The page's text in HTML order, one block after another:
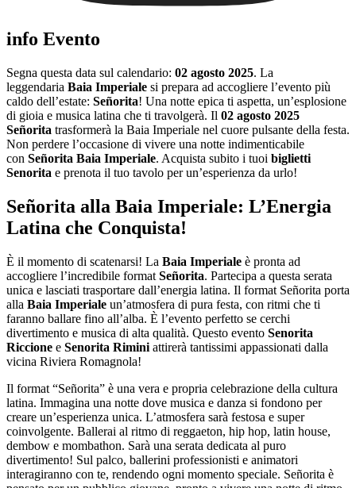
info Evento
Segna questa data sul calendario: 02 agosto 2025. La
leggendaria Baia Imperiale si prepara ad accogliere l’evento più
caldo dell’estate: Señorita! Una notte epica ti aspetta, un’esplosione
di gioia e musica latina che ti travolgerà. Il 02 agosto 2025
Señorita trasformerà la Baia Imperiale nel cuore pulsante della festa.
Non perdere l’occasione di vivere una notte indimenticabile
con Señorita Baia Imperiale. Acquista subito i tuoi biglietti
Senorita e prenota il tuo tavolo per un’esperienza da urlo!
Señorita alla Baia Imperiale: L’Energia
Latina che Conquista!
È il momento di scatenarsi! La Baia Imperiale è pronta ad
accogliere l’incredibile format Señorita. Partecipa a questa serata
unica e lasciati trasportare dall’energia latina. Il format Señorita porta
alla Baia Imperiale un’atmosfera di pura festa, con ritmi che ti
faranno ballare fino all’alba. È l’evento perfetto se cerchi
divertimento e musica di alta qualità. Questo evento Senorita
Riccione e Senorita Rimini attirerà tantissimi appassionati dalla
vicina Riviera Romagnola!
Il format “Señorita” è una vera e propria celebrazione della cultura
latina. Immagina una notte dove musica e danza si fondono per
creare un’esperienza unica. L’atmosfera sarà festosa e super
coinvolgente. Ballerai al ritmo di reggaeton, hip hop, latin house,
dembow e mombathon. Sarà una serata dedicata al puro
divertimento! Sul palco, ballerini professionisti e animatori
interagiranno con te, rendendo ogni momento speciale. Señorita è